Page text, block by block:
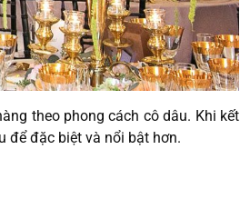
theo phong cách cô dâu. Khi kết
để đặc biệt và nổi bật hơn.